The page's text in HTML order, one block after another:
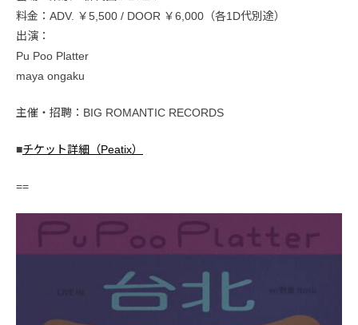
料金：ADV. ￥5,500 / DOOR ￥6,000（各1D代別途）
出演：
Pu Poo Platter
maya ongaku
主催・招聘：BIG ROMANTIC RECORDS
■チケット詳細（Peatix）
==